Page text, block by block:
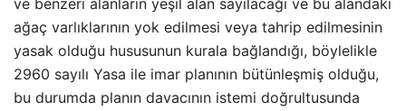
ve benzeri alanların yeşil alan sayılacağı ve bu alandaki
ağaç varlıklarının yok edilmesi veya tahrip edilmesinin
yasak olduğu hususunun kurala bağlandığı, böylelikle
2960 sayılı Yasa ile imar planının bütünleşmiş olduğu,
bu durumda planın davacının istemi doğrultusunda